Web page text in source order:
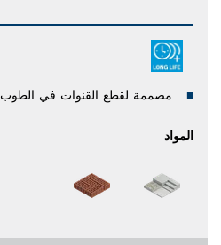
مصممة لقطع القنوات في الطوب
المواد